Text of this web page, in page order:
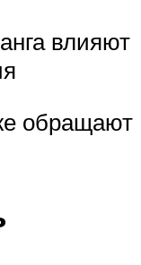
влияют
обращают